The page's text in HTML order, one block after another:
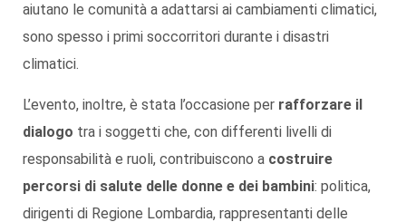
aiutano le comunità a adattarsi ai cambiamenti climatici,
sono spesso i primi soccorritori durante i disastri
climatici.
L’evento, inoltre, è stata l’occasione per rafforzare il
dialogo tra i soggetti che, con differenti livelli di
responsabilità e ruoli, contribuiscono a costruire
percorsi di salute delle donne e dei bambini: politica,
dirigenti di Regione Lombardia, rappresentanti delle